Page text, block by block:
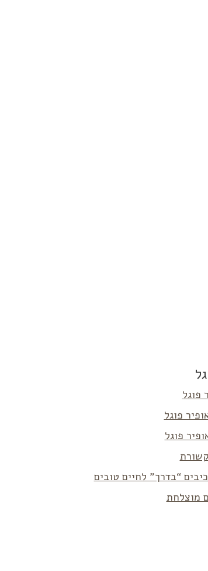
פוגל
פוגל
פוגל
“בדרך” לחיים טובים
מוצלחת